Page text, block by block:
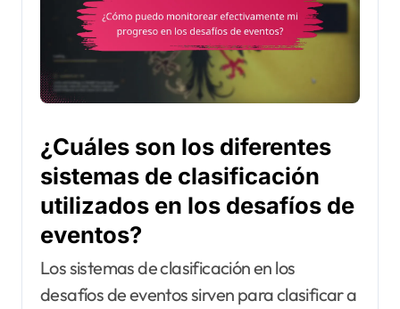
¿Cuáles son los diferentes
sistemas de clasificación
utilizados en los desafíos de
eventos?
Los sistemas de clasificación en los
desafíos de eventos sirven para clasificar a